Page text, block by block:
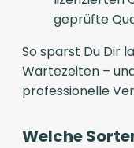
geprüfte
So sparst Du Dir
Wartezeiten –
professionelle
Welche